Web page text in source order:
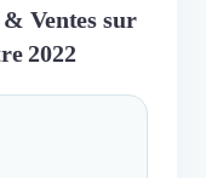
Ventes sur
2022